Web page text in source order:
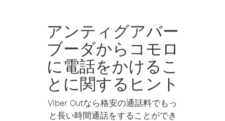
アンティグアバー
ブーダからコモロ
に電話をかけるこ
とに関するヒント
Viber Outなら格安の通話料でもっ
と長い時間通話をすることができ